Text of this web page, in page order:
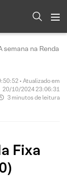
semana na Renda
• Atualizado em
20/10/2024 23:06:31
3 minutos de leitura
Fixa